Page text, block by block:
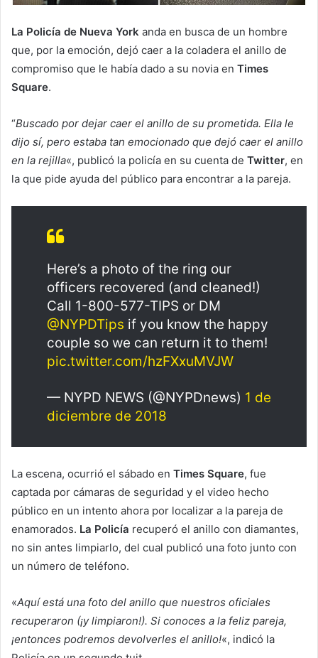
La Policía de Nueva York anda en busca de un hombre
que, por la emoción, dejó caer a la coladera el anillo de
compromiso que le había dado a su novia en Times
Square.
“Buscado por dejar caer el anillo de su prometida. Ella le
dijo sí, pero estaba tan emocionado que dejó caer el anillo
en la rejilla«, publicó la policía en su cuenta de Twitter, en
la que pide ayuda del público para encontrar a la pareja.
Here’s a photo of the ring our
officers recovered (and cleaned!)
Call 1-800-577-TIPS or DM
@NYPDTips if you know the happy
couple so we can return it to them!
pic.twitter.com/hzFXxuMVJW
— NYPD NEWS (@NYPDnews) 1 de
diciembre de 2018
La escena, ocurrió el sábado en Times Square, fue
captada por cámaras de seguridad y el video hecho
público en un intento ahora por localizar a la pareja de
enamorados. La Policía recuperó el anillo con diamantes,
no sin antes limpiarlo, del cual publicó una foto junto con
un número de teléfono.
«Aquí está una foto del anillo que nuestros oficiales
recuperaron (¡y limpiaron!). Si conoces a la feliz pareja,
¡entonces podremos devolverles el anillo!«, indicó la